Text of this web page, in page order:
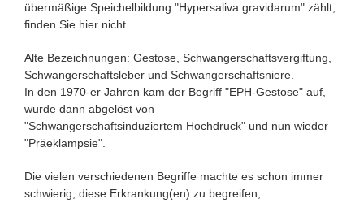
übermäßige Speichelbildung "Hypersaliva gravidarum" zählt,
finden Sie hier nicht.
Alte Bezeichnungen: Gestose, Schwangerschaftsvergiftung,
Schwangerschaftsleber und Schwangerschaftsniere.
In den 1970-er Jahren kam der Begriff "EPH-Gestose" auf,
wurde dann abgelöst von
"Schwangerschaftsinduziertem Hochdruck" und nun wieder
"Präeklampsie".
Die vielen verschiedenen Begriffe machte es schon immer
schwierig, diese Erkrankung(en) zu begreifen,